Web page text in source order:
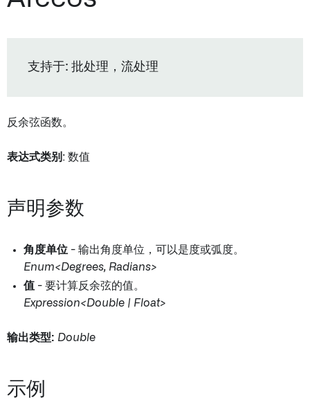
支持于: 批处理，流处理
反余弦函数。
表达式类别 : 数值
声明参数
角度单位 - 输出角度单位，可以是度或弧度。
Enum<Degrees, Radians>
值 - 要计算反余弦的值。
Expression<Double | Float>
输出类型: Double
示例